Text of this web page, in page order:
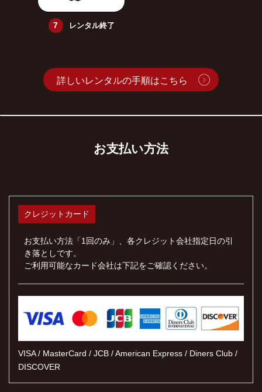
レンタル終了
詳しいレンタルの手順はこちら
お支払い方法
クレジットカード
お支払い方法「1回のみ」、各クレジット会社指定日の引
き落としです。
ご利用可能なカード会社は下記をご確認ください。
VISA / MasterCard / JCB / American Express / Diners Club /
DISCOVER